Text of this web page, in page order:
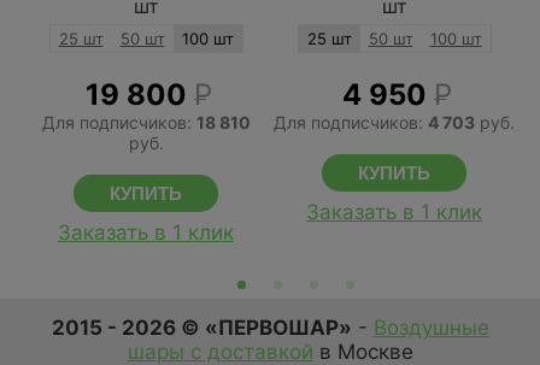
шт
25 шт 50 шт 100 шт
19 800Р
Для подписчиков: 18 810
руб.
Заказать в 1 клик
шт
25 шт 50 шт 100 шт
4 950Р
Для подписчиков: 4 703 руб.
Заказать в 1 клик
2015 - 2026 © «ПЕРВОШАР» - Воздушные
шары с доставкой в Москве